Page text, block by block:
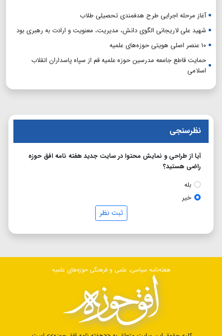
آغاز مرحله اجرایی طرح هدفمندی تحصیلی طلاب
شهید علی لاریجانی الگوی دانش، مدیریت، معنویت و ارادت به رهبری بود
۱۰ عنصر اصلی هویتی حوزه‌های علمیه
حمایت قاطع جامعه مدرسین حوزه علمیه قم از سپاه پاسداران انقلاب
اسلامی
نظرسنجی
آیا از طراحی و نمایش محتوا در سایت جدید هفته نامه افق حوزه
راضی هستید؟
بله
خیر
ثبت نظر
هفته‌نامه سیاسی، علمی و فرهنگی حوزه‌های علمیه